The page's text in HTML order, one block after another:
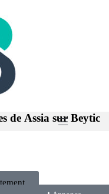
de Assia sur Beytic